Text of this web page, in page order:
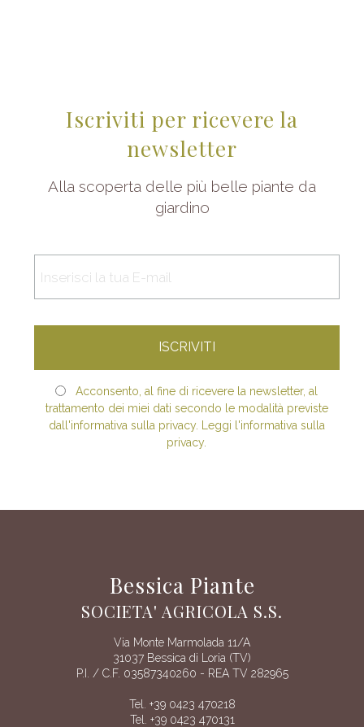
Iscriviti per ricevere la
newsletter
Alla scoperta delle più belle piante da
giardino
Acconsento, al fine di ricevere la newsletter, al
trattamento dei miei dati secondo le modalità previste
dall'informativa sulla privacy. Leggi l'informativa sulla
privacy.
Bessica Piante
SOCIETA' AGRICOLA S.S.
Via Monte Marmolada 11/A
31037 Bessica di Loria (TV)
P.I. / C.F. 03587340260 - REA TV 282965
Tel. +39 0423 470218
Tel. +39 0423 470131